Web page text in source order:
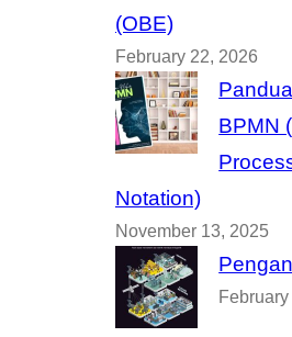
(OBE)
February 22, 2026
BPMN
Notation)
November 13, 2025